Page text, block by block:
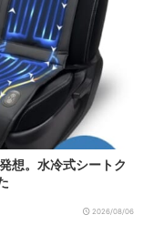
想。水冷式シートク
2026/08/06